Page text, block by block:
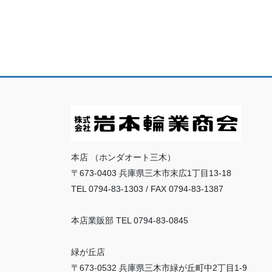
本店 （ホンダオート三木）
〒673-0403 兵庫県三木市末広1丁目13-18
TEL 0794-83-1303 / FAX 0794-83-1387
本店業販部 TEL 0794-83-0845
緑が丘店
〒673-0532 兵庫県三木市緑が丘町中2丁目1-9